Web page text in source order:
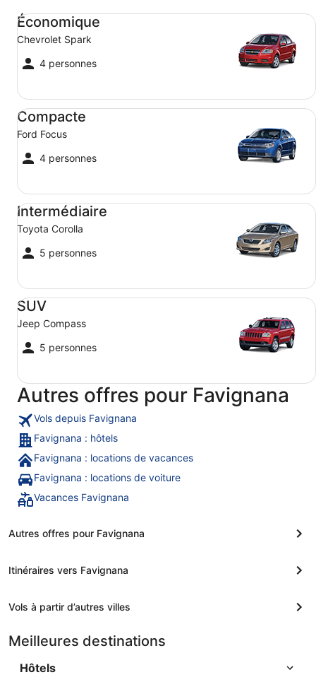
Économique
Chevrolet Spark
4 personnes
Économique Chevrolet Spark
Compacte
Ford Focus
4 personnes
Compacte Ford Focus
Intermédiaire
Toyota Corolla
5 personnes
Intermédiaire Toyota Corolla
SUV
Jeep Compass
5 personnes
SUV Jeep Compass
Autres offres pour Favignana
Vols depuis Favignana
Favignana : hôtels
Favignana : locations de vacances
Favignana : locations de voiture
Vacances Favignana
Autres offres pour Favignana
Itinéraires vers Favignana
Vols à partir d’autres villes
Meilleures destinations
Hôtels